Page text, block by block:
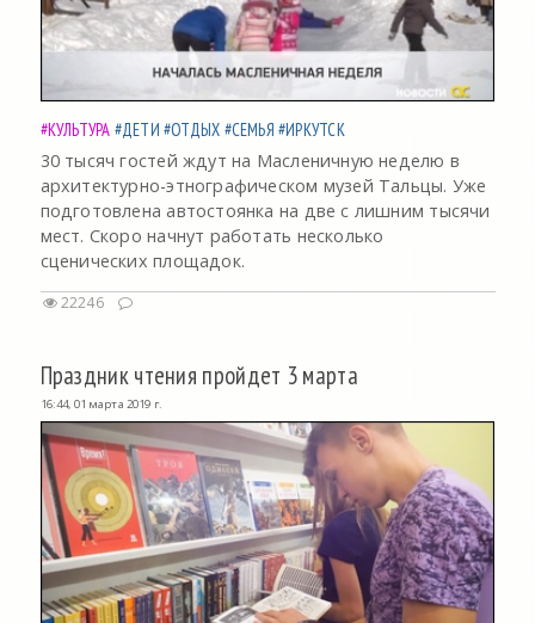
#КУЛЬТУРА #ДЕТИ #ОТДЫХ #СЕМЬЯ #ИРКУТСК
30 тысяч гостей ждут на Масленичную неделю в
архитектурно-этнографическом музей Тальцы. Уже
подготовлена автостоянка на две с лишним тысячи
мест. Скоро начнут работать несколько
сценических площадок.
22246
Праздник чтения пройдет 3 марта
16:44, 01 марта 2019 г.